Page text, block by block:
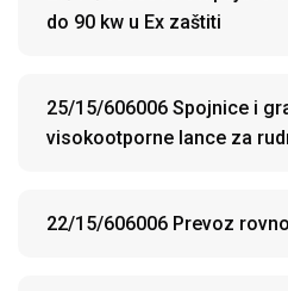
do 90 kw u Ex zaštiti
25/15/606006 Spojnice i
visokootporne lance za
22/15/606006 Prevoz